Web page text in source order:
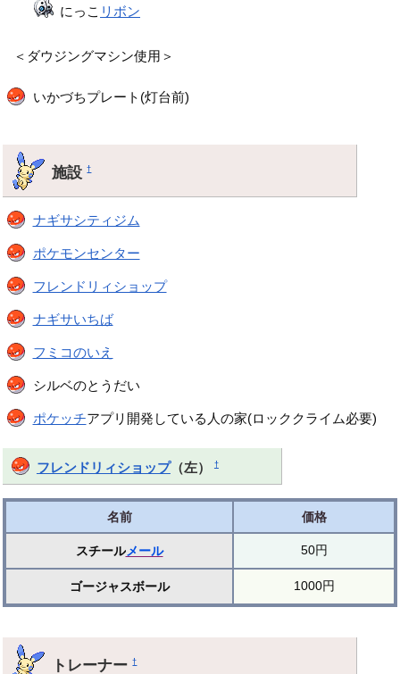
にっこ リボン
＜ダウジングマシン使用＞
いかづちプレート(灯台前)
施設†
ナギサシティジム
ポケモンセンター
フレンドリィショップ
ナギサいちば
フミコのいえ
シルベのとうだい
ポケッチアプリ開発している人の家(ロッククライム必要)
フレンドリィショップ（左） †
名前 価格
スチールメール 50円
ゴージャスボール 1000円
トレーナー†